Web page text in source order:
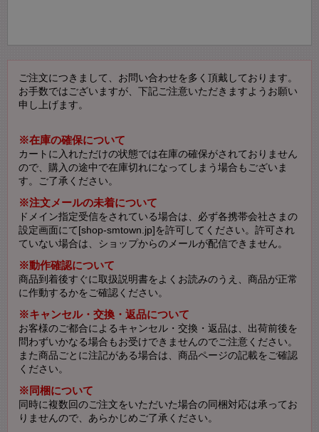
ご注文につきまして、お問い合わせを多く頂戴しております。
お手数ではございますが、下記ご注意いただきますようお願い
申し上げます。
※在庫の確保について
カートに入れただけの状態では在庫の確保がされておりません
ので、購入の途中で在庫切れになってしまう場合もございま
す。ご了承ください。
※注文メールの未着について
ドメイン指定受信をされている場合は、必ず各携帯会社さまの
設定画面にて[shop-smtown.jp]を許可してください。許可され
ていない場合は、ショップからのメールが配信できません。
※動作確認について
商品到着後すぐに取扱説明書をよくお読みのうえ、商品が正常
に作動するかをご確認ください。
※キャンセル・交換・返品について
お客様のご都合によるキャンセル・交換・返品は、出荷前後を
問わずいかなる場合もお受けできませんのでご注意ください。
また商品ごとに注記がある場合は、商品ページの記載をご確認
ください。
※同梱について
同時に複数回のご注文をいただいた場合の同梱対応は承ってお
りませんので、あらかじめご了承ください。